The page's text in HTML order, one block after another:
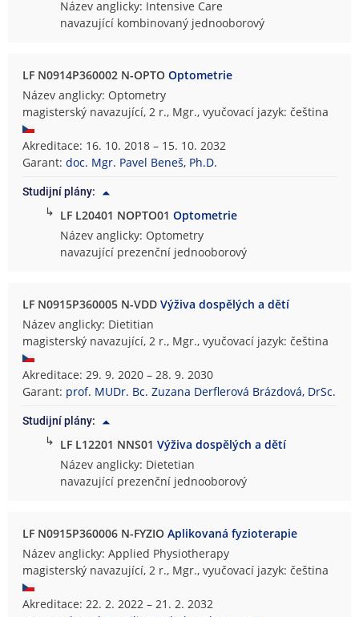
Název anglicky: Intensive Care
navazující kombinovaný jednooborový
LF N0914P360002 N-OPTOOptometrie
Název anglicky: Optometry
magisterský navazující, 2 r., Mgr., vyučovací jazyk: čeština
Akreditace: 16. 10. 2018 – 15. 10. 2032
Garant:doc. Mgr. Pavel Beneš, Ph.D.
Studijní plány:
↳ LF L20401 NOPTO01Optometrie
Název anglicky: Optometry
navazující prezenční jednooborový
LF N0915P360005 N-VDDVýživa dospělých a dětí
Název anglicky: Dietitian
magisterský navazující, 2 r., Mgr., vyučovací jazyk: čeština
Akreditace: 29. 9. 2020 – 28. 9. 2030
Garant: prof. MUDr. Bc. Zuzana Derflerová Brázdová, DrSc.
Studijní plány:
↳ LF L12201 NNS01Výživa dospělých a dětí
Název anglicky: Dietetian
navazující prezenční jednooborový
LF N0915P360006 N-FYZIOAplikovaná fyzioterapie
Název anglicky: Applied Physiotherapy
magisterský navazující, 2 r., Mgr., vyučovací jazyk: čeština
Akreditace: 22. 2. 2022 – 21. 2. 2032